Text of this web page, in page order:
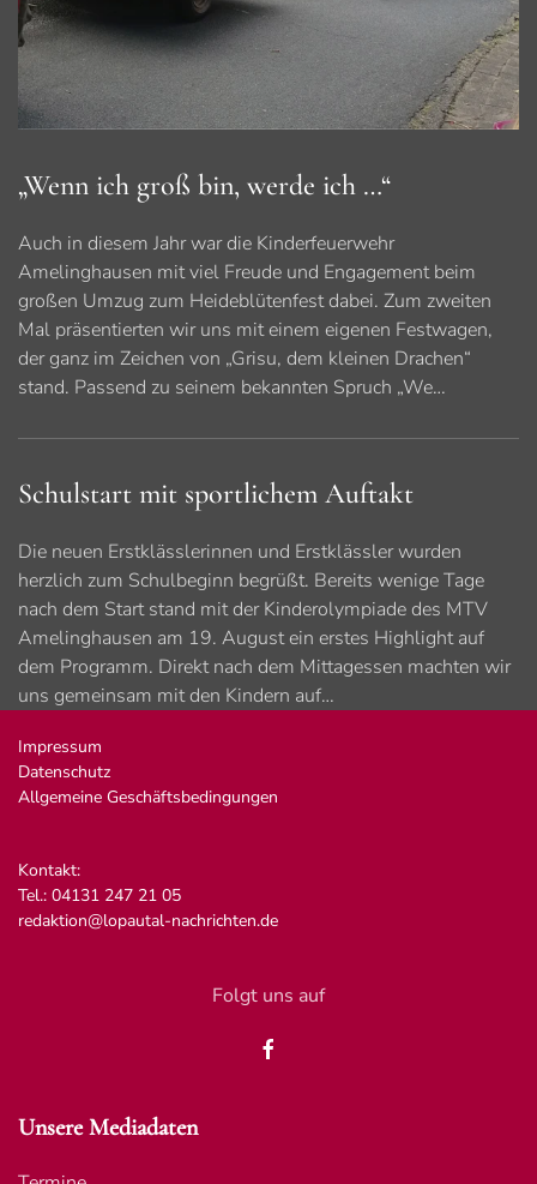
„Wenn ich groß bin, werde ich …“
Auch in diesem Jahr war die Kinderfeuerwehr
Amelinghausen mit viel Freude und Engagement beim
großen Umzug zum Heideblütenfest dabei. Zum zweiten
Mal präsentierten wir uns mit einem eigenen Festwagen,
der ganz im Zeichen von „Grisu, dem kleinen Drachen“
stand. Passend zu seinem bekannten Spruch „We…
Schulstart mit sportlichem Auftakt
Die neuen Erstklässlerinnen und Erstklässler wurden
herzlich zum Schulbeginn begrüßt. Bereits wenige Tage
nach dem Start stand mit der Kinderolympiade des MTV
Amelinghausen am 19. August ein erstes Highlight auf
dem Programm. Direkt nach dem Mittagessen machten wir
uns gemeinsam mit den Kindern auf…
Impressum
Datenschutz
Allgemeine Geschäftsbedingungen
Kontakt:
Tel.: 04131 247 21 05
redaktion@lopautal-nachrichten.de
Folgt uns auf
Unsere Mediadaten